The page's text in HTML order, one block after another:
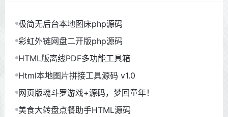
极简无后台本地图床php源码
彩虹外链网盘二开版php源码
HTML版离线PDF多功能工具箱
Html本地图片拼接工具源码 v1.0
网页版魂斗罗游戏+源码，梦回童年！
美食大转盘点餐助手HTML源码